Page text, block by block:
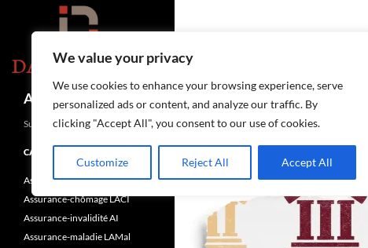
We value your privacy
We use cookies to enhance your browsing experience, serve
personalized ads or content, and analyze our traffic. By
clicking "Accept All", you consent to our use of cookies.
Customize Reject All Accept All
Assurances-sociales.info
Recherche
Suisse
CATÉGORIES
Assurance-accidents LAA
Assurance-chômage LACI
Assurance-invalidité AI
Assurance-maladie LAMal